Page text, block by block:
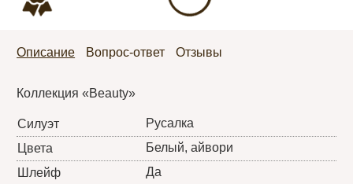
Описание Вопрос-ответ Отзывы
Коллекция «Beauty»
Силуэт
Русалка
Цвета
Белый, айвори
Шлейф
Да